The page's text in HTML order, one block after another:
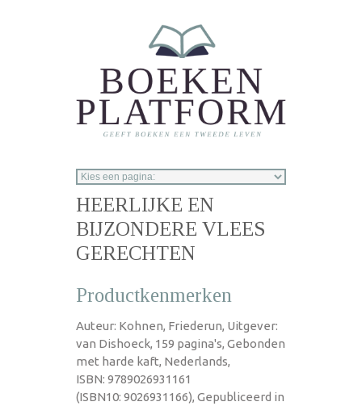
HEERLIJKE EN
BIJZONDERE VLEES
GERECHTEN
Productkenmerken
Auteur: Kohnen, Friederun, Uitgever:
van Dishoeck, 159 pagina's, Gebonden
met harde kaft, Nederlands,
ISBN: 9789026931161
(ISBN10: 9026931166), Gepubliceerd in